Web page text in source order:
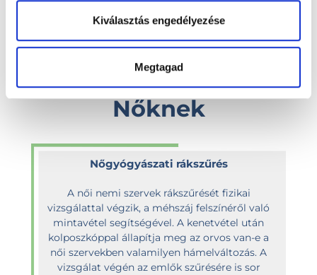
Kiválasztás engedélyezése
Megtagad
Szűrővizsgálatok
Nőknek
Nőgyógyászati rákszűrés
A női nemi szervek rákszűrését fizikai
vizsgálattal végzik, a méhszáj felszínéről való
mintavétel segítségével. A kenetvétel után
kolposzkóppal állapítja meg az orvos van-e a
női szervekben valamilyen hámelváltozás. A
vizsgálat végén az emlők szűrésére is sor